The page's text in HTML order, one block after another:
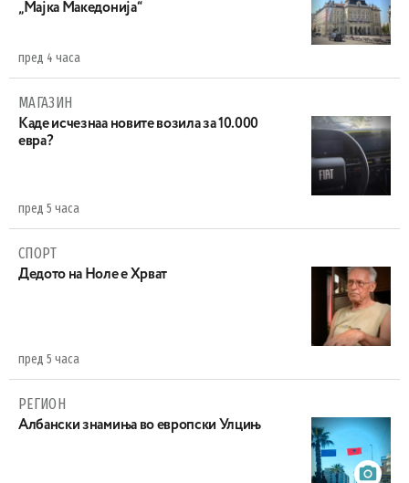
„Мајка Македонија“
пред 4 часа
МАГАЗИН
Каде исчезнаа новите возила за 10.000
евра?
пред 5 часа
СПОРТ
Дедото на Ноле е Хрват
пред 5 часа
РЕГИОН
Aлбански знамиња во европски Улцињ